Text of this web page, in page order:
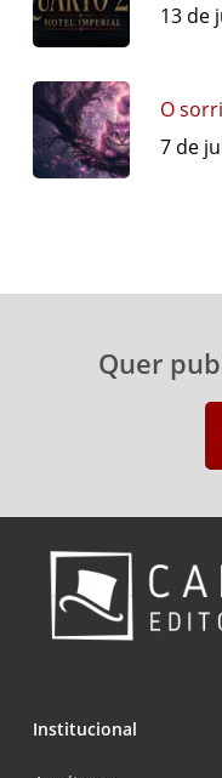
13 de
O
7 de
Quer
Institucional